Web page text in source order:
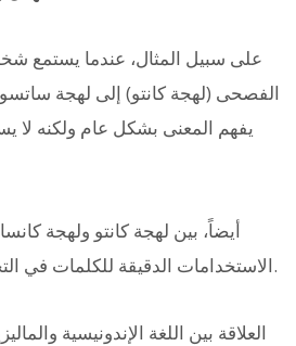
على سبيل المثال، عندما يستمع
الفصحى (لهجة كانتو) إلى لهجة
يفهم المعنى بشكل عام ولكنه لا
أيضاً، بين لهجة كانتو ولهجة
الاستخدامات الدقيقة للكلمات في التحيات أو الأسماء الخاصة.
العلاقة بين اللغة الإندونيسية